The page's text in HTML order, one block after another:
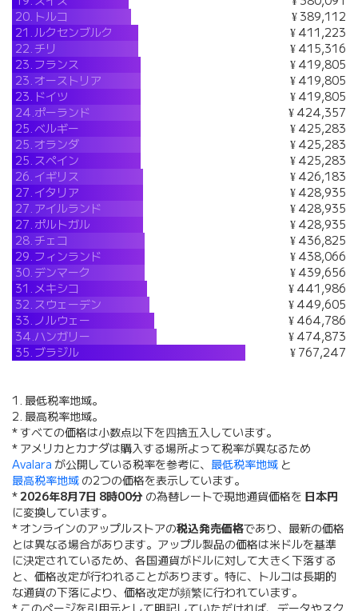
20. トルコ
¥ 389,112
21.ルクセンブルク
¥ 411,223
22.チリ
¥ 415,316
23. フランス
¥ 419,805
23.オーストリア
¥ 419,805
23. ドイツ
¥ 419,805
24.ポーランド
¥ 424,357
25.ベルギー
¥ 425,283
25.オランダ
¥ 425,283
25. スペイン
¥ 425,283
26. イギリス
¥ 426,183
27. イタリア
¥ 428,935
27. アイルランド
¥ 428,935
27. ポルトガル
¥ 428,935
28.チェコ
¥ 436,825
29. フィンランド
¥ 438,066
30.デンマーク
¥ 439,656
31. メキシコ
¥ 441,986
32. スウェーデン
¥ 449,605
33. ノルウェー
¥ 464,786
34.ハンガリー
¥ 474,873
35. ブラジル ¥ 767,247
1. 最低税率地域。
2. 最高税率地域。
* すべての価格は小数点以下を四捨五入しています。
* アメリカとカナダは購入する場所よって税率が異なるため
Avalara が公開している税率を参考に、 最低税率地域 と
最高税率地域 の2つの価格を表示しています。
*2026年8月7日 8時00分 の為替レートで現地通貨価格を 日本円
に変換しています。
* オンラインのアップルストアの税込発売価格であり、最新の価格
とは異なる場合があります。アップル製品の価格は米ドルを基準
に決定されているため、各国通貨がドルに対して大きく下落する
と、価格改定が行われることがあります。特に、トルコは長期的
な通貨の下落により、価格改定が頻繁に行われています。